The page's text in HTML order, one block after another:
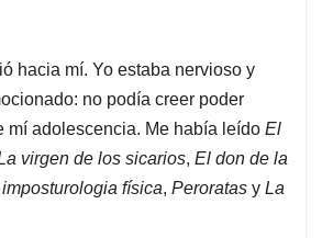
hacia mí. Yo estaba nervioso y
no podía creer poder
mí adolescencia. Me había leído El
virgen de los sicarios, El don de la
física, Peroratas y La